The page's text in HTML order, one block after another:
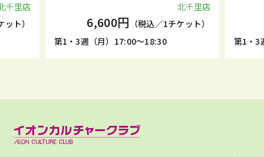
千里店
ト）
北千里店
6,600円 （税込／1チケット）
第1・3週（月）17:00～18:30
第1・3